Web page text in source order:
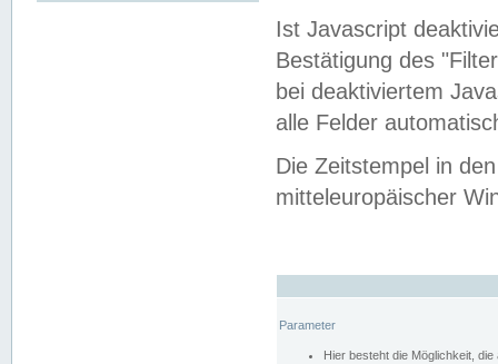
Ist Javascript
Bestätigung des
bei deaktiviertem
alle Felder
Die Zeitstempel in
mitteleuropäischer
Parameter
Hier besteht die Möglichkeit,